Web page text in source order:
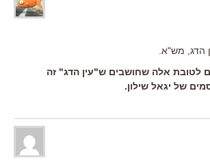
הדג, מש"א.
לטובת אלה שחושבים ש"עין הדג" זה
של יגאל שילון.